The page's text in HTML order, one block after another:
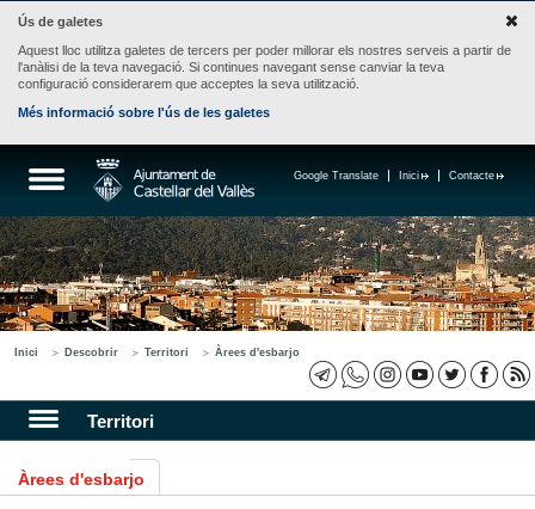
Ús de galetes
Aquest lloc utilitza galetes de tercers per poder millorar els nostres serveis a partir de
l'anàlisi de la teva navegació. Si continues navegant sense canviar la teva
configuració considerarem que acceptes la seva utilització.
Més informació sobre l'ús de les galetes
Contacte
Inici
Google Translate
Inici Descobrir Territori Àrees d'esbarjo
Territori
Àrees d'esbarjo